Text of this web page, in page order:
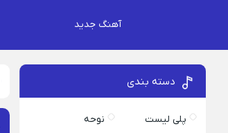
آهنگ جدید
دسته بندی
پلی لیست
نوحه